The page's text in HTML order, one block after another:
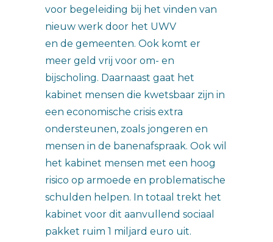
voor begeleiding bij het vinden van
nieuw werk door het UWV
en de gemeenten. Ook komt er
meer geld vrij voor om- en
bijscholing. Daarnaast gaat het
kabinet mensen die kwetsbaar zijn in
een economische crisis extra
ondersteunen, zoals jongeren en
mensen in de banenafspraak. Ook wil
het kabinet mensen met een hoog
risico op armoede en problematische
schulden helpen. In totaal trekt het
kabinet voor dit aanvullend sociaal
pakket ruim 1 miljard euro uit.